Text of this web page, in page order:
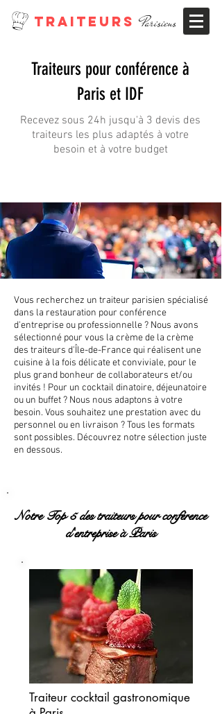
TRAITEURSParisiens
Traiteurs pour conférence à
Paris et IDF
Recevez sous 24h jusqu'à 3 devis des
traiteurs les plus adaptés à votre
besoin et à votre budget
Vous recherchez un traiteur parisien spécialisé
dans la restauration pour conférence
d'entreprise ou professionnelle ? Nous avons
sélectionné pour vous la crème de la crème
des traiteurs d'Île-de-France qui réalisent une
cuisine à la fois délicate et conviviale, pour le
plus grand bonheur de collaborateurs et/ou
invités ! Pour un cocktail dinatoire, déjeunatoire
ou un buffet ? Nous nous adaptons à votre
besoin. Vous souhaitez une prestation avec du
personnel ou en livraison ? Tous les formats
sont possibles. Découvrez notre sélection juste
en dessous.
Notre Top 5 des traiteurs pour conférence
d'entreprise à Paris
Traiteur cocktail gastronomique